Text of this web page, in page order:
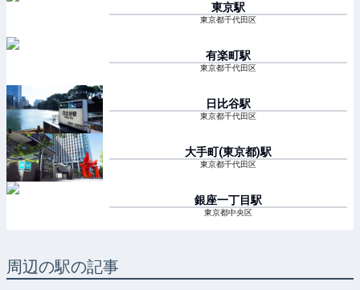
東京駅
東京都千代田区
有楽町駅
東京都千代田区
日比谷駅
東京都千代田区
大手町(東京都)駅
東京都千代田区
銀座一丁目駅
東京都中央区
周辺の駅の記事